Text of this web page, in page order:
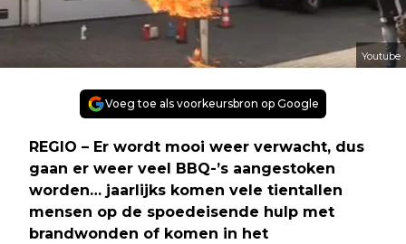
Youtube
Voeg toe als voorkeursbron op Google
REGIO – Er wordt mooi weer verwacht, dus
gaan er weer veel BBQ-’s aangestoken
worden… jaarlijks komen vele tientallen
mensen op de spoedeisende hulp met
brandwonden of komen in het